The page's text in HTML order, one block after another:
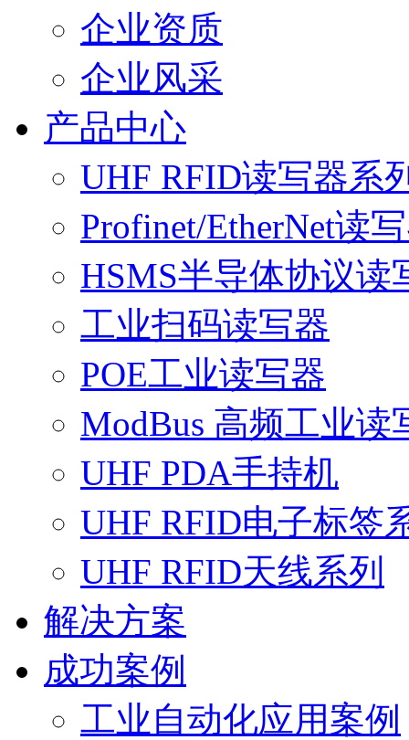
企业资质
企业风采
产品中心
UHF RFID读写器系
Profinet/EtherNet读
HSMS半导体协议读
工业扫码读写器
POE工业读写器
ModBus 高频工业读
UHF PDA手持机
UHF RFID电子标签
UHF RFID天线系列
解决方案
成功案例
工业自动化应用案例